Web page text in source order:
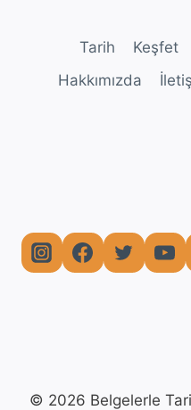
Tarih Keşfet
Hakkımızda
© 2026 Belgelerle